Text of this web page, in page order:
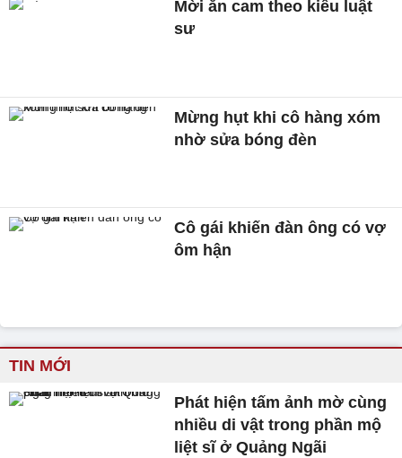
Mời ăn cam theo kiểu luật
sư
Mừng hụt khi cô hàng xóm
nhờ sửa bóng đèn
Cô gái khiến đàn ông có vợ
ôm hận
TIN MỚI
Phát hiện tấm ảnh mờ cùng
nhiều di vật trong phần mộ
liệt sĩ ở Quảng Ngãi